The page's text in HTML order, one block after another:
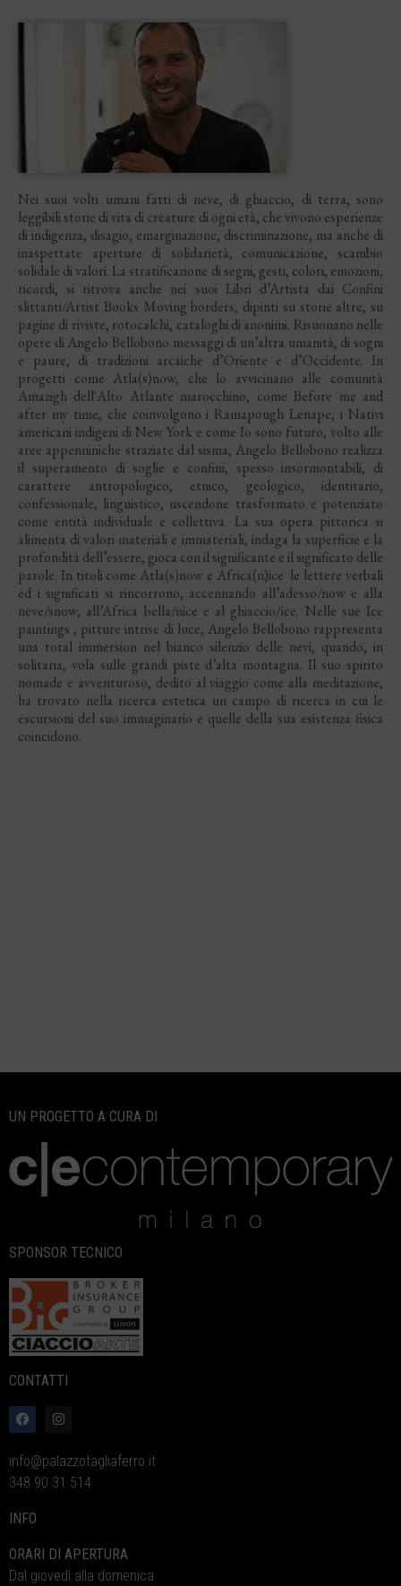
Nei suoi volti umani fatti di neve, di ghiaccio, di terra, sono
leggibili storie di vita di creature di ogni età, che vivono esperienze
di indigenza, disagio, emarginazione, discriminazione, ma anche di
inaspettate aperture di solidarietà, comunicazione, scambio
solidale di valori. La stratificazione di segni, gesti, colori, emozioni,
ricordi, si ritrova anche nei suoi Libri d’Artista dai Confini
slittanti/Artist Books Moving borders, dipinti su storie altre, su
pagine di riviste, rotocalchi, cataloghi di anonimi. Risuonano nelle
opere di Angelo Bellobono messaggi di un’altra umanità, di sogni
e paure, di tradizioni arcaiche d’Oriente e d’Occidente. In
progetti come Atla(s)now, che lo avvicinano alle comunità
Amazigh dell'Alto Atlante marocchino, come Before me and
after my time, che coinvolgono i Ramapough Lenape, i Nativi
americani indigeni di New York e come Io sono futuro, volto alle
aree appenniniche straziate dal sisma, Angelo Bellobono realizza
il superamento di soglie e confini, spesso insormontabili, di
carattere antropologico, etnico, geologico, identitario,
confessionale, linguistico, uscendone trasformato e potenziato
come entità individuale e collettiva. La sua opera pittorica si
alimenta di valori materiali e immateriali, indaga la superficie e la
profondità dell’essere, gioca con il significante e il significato delle
parole. In titoli come Atla(s)now e Africa(n)ice le lettere verbali
ed i significati si rincorrono, accennando all’adesso/now e alla
neve/snow, all’Africa bella/nice e al ghiaccio/ice. Nelle sue Ice
paintings , pitture intrise di luce, Angelo Bellobono rappresenta
una total immersion nel bianco silenzio delle nevi, quando, in
solitaria, vola sulle grandi piste d’alta montagna. Il suo spirito
nomade e avventuroso, dedito al viaggio come alla meditazione,
ha trovato nella ricerca estetica un campo di ricerca in cui le
escursioni del suo immaginario e quelle della sua esistenza fisica
coincidono.
UN PROGETTO A CURA DI
SPONSOR TECNICO
CONTATTI
info@palazzotagliaferro.it
348 90 31 514
INFO
ORARI DI APERTURA
Dal giovedì alla domenica